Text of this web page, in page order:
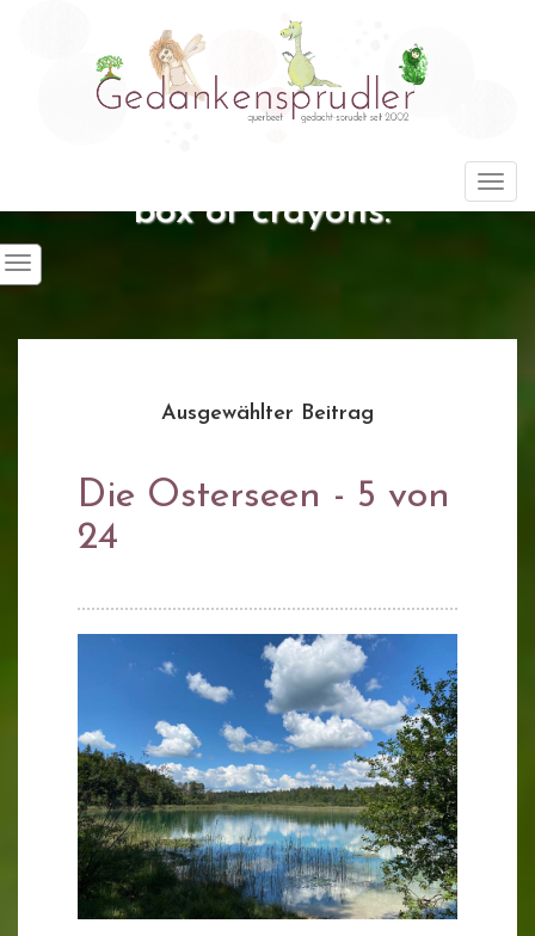
"Life is about using the whole
box of crayons."
Ausgewählter Beitrag
Die Osterseen - 5 von
24